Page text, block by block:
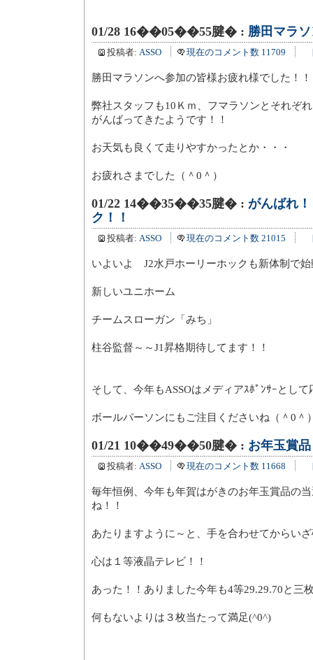
01/28 16��05��55腱� : 勝田マラ
投稿者: ASSO 現在のコメント数 11709
勝田マラソンへ参加の皆様お疲れ様でした！！
弊社スタッフも10Ｋｍ、フマラソンとそれぞ
がんばってきたようです！！
お天気も良くて走りやすかったとか・・・
お疲れさまでした（＾0＾）
01/22 14��35��35腱� : がんばれ
ク！！
投稿者: ASSO 現在のコメント数 21015
いよいよ J2水戸ホーリーホックも新体制で始
新しいユニホーム
チームスローガン「みち」
柱谷監督～～J1昇格期待してます！！
そして、今年もASSOはメディアｽﾎﾟﾝｻｰとし
ボールパーソンにもご注目くださいね（＾0＾
01/21 10��49��50腱� : お年玉賞
投稿者: ASSO 現在のコメント数 11668
毎年恒例、今年も年賀はがきのお年玉賞品の
ね！！
あたりますように～と、手を合わせてからい
心は１等液晶テレビ！！
あった！！ありました今年も4等29.29.70と三
何もないよりは３枚当たって満足(^0^)